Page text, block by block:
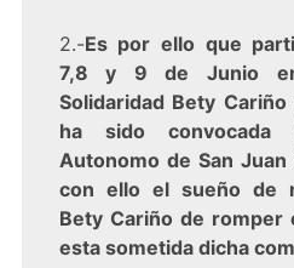
2.-Es por ello que
7,8 y 9 de Junio
Solidaridad Bety
ha sido
Autonomo de San
con ello el sueño de
Bety Cariño de romper
esta sometida dicha